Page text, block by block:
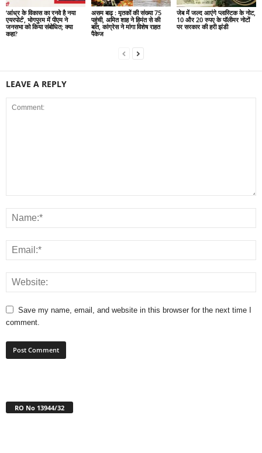
‘आंध्र के विकास का रनवे है नया
एयरपोर्ट’, भोगपुरम में पीएम ने
जनसभा को किया संबोधित; क्या
कहा?
असम बाढ़ : मृतकों की संख्या 75
पहुंची, अमित शाह ने हिमंत से की
बात, कांग्रेस ने मांगा विशेष राहत
पैकेज
जेब में जल्द आएंगे प्लास्टिक के नोट,
10 और 20 रुपए के पॉलीमर नोटों
पर सरकार की हरी झंडी
LEAVE A REPLY
Save my name, email, and website in this browser for the next time I
comment.
RO No 13944/32